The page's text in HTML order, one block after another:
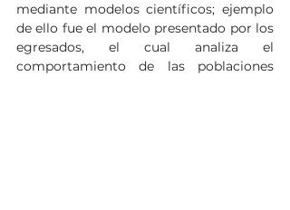
mediante modelos científicos; ejemplo
de ello fue el modelo presentado por los
egresados, el cual analiza el
comportamiento de las poblaciones